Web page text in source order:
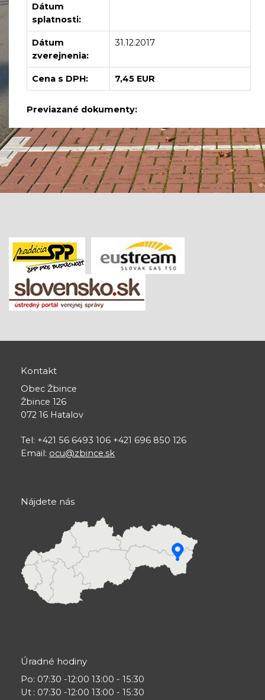
Dátum
splatnosti:
Dátum
zverejnenia:
31.12.2017
Cena s DPH: 7,45 EUR
Previazané dokumenty:
Kontakt
Obec Žbince
Žbince 126
072 16 Hatalov
Tel: +421 56 6493 106 +421 696 850 126
Email: ocu@zbince.sk
Nájdete nás
Úradné hodiny
Po
Ut
: 07:30 -12:00 13:00 - 15:30
: 07:30 -12:00 13:00 - 15:30